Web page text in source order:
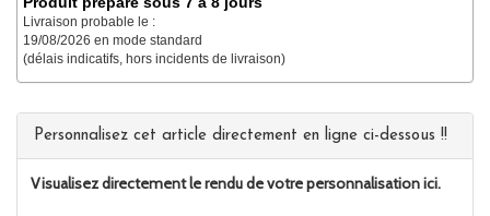
Livraison probable le :
19/08/2026 en mode standard
(délais indicatifs, hors incidents de livraison)
Personnalisez cet article directement en ligne ci-dessous !!
Visualisez directement le rendu de votre personnalisation ici.